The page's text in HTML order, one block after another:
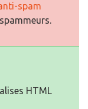
spam
HTML